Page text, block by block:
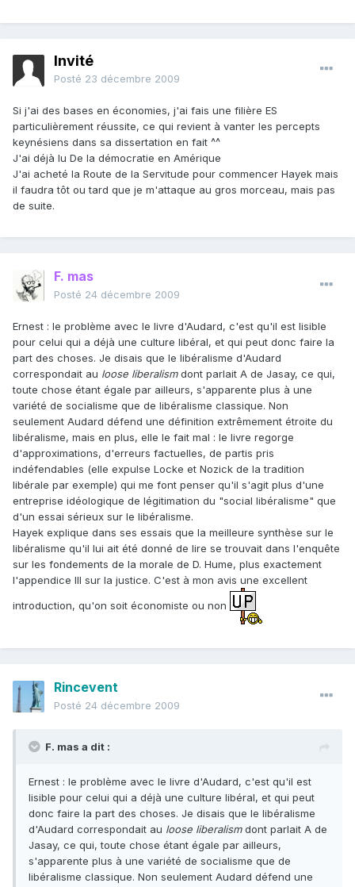
Invité
Posté 23 décembre 2009
Si j'ai des bases en économies, j'ai fais une filière ES
particulièrement réussite, ce qui revient à vanter les percepts
keynésiens dans sa dissertation en fait ^^
J'ai déjà lu De la démocratie en Amérique
J'ai acheté la Route de la Servitude pour commencer Hayek mais
il faudra tôt ou tard que je m'attaque au gros morceau, mais pas
de suite.
F. mas
Posté 24 décembre 2009
Ernest : le problème avec le livre d'Audard, c'est qu'il est lisible
pour celui qui a déjà une culture libéral, et qui peut donc faire la
part des choses. Je disais que le libéralisme d'Audard
correspondait au loose liberalismdont parlait A de Jasay, ce qui,
toute chose étant égale par ailleurs, s'apparente plus à une
variété de socialisme que de libéralisme classique. Non
seulement Audard défend une définition extrêmement étroite du
libéralisme, mais en plus, elle le fait mal : le livre regorge
d'approximations, d'erreurs factuelles, de partis pris
indéfendables (elle expulse Locke et Nozick de la tradition
libérale par exemple) qui me font penser qu'il s'agit plus d'une
entreprise idéologique de légitimation du "social libéralisme" que
d'un essai sérieux sur le libéralisme.
Hayek explique dans ses essais que la meilleure synthèse sur le
libéralisme qu'il lui ait été donné de lire se trouvait dans l'enquête
sur les fondements de la morale de D. Hume, plus exactement
l'appendice III sur la justice. C'est à mon avis une excellent
introduction, qu'on soit économiste ou non
Rincevent
Posté 24 décembre 2009
F. mas a dit :
Ernest : le problème avec le livre d'Audard, c'est qu'il est
lisible pour celui qui a déjà une culture libéral, et qui peut
donc faire la part des choses. Je disais que le libéralisme
d'Audard correspondait au loose liberalismdont parlait A de
Jasay, ce qui, toute chose étant égale par ailleurs,
s'apparente plus à une variété de socialisme que de
libéralisme classique. Non seulement Audard défend une